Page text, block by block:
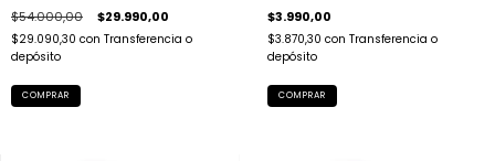
$54.000,00 $29.990,00
$29.090,30 con Transferencia o
depósito
$3.990,00
$3.870,30 con Transferencia o
depósito
COMPRAR